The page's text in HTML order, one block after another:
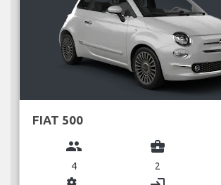
FIAT 500
group
4
business_center
2